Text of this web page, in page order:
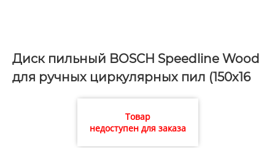
Диск пильный BOSCH Speedline Wood
для ручных циркулярных пил (150х16
мм; Z9) 2608640808
Товар
недоступен для заказа